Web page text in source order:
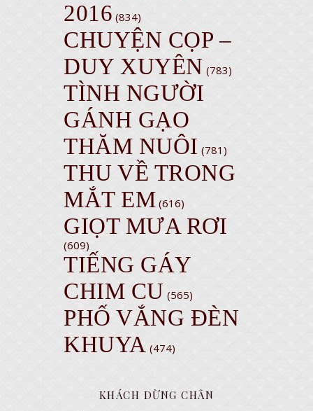
2016 (834)
CHUYỆN CỌP –
DUY XUYÊN (783)
TÌNH NGƯỜI
GÁNH GẠO
THĂM NUÔI (781)
THU VỀ TRONG
MẮT EM (616)
GIỌT MƯA RƠI
(609)
TIẾNG GÁY
CHIM CU (565)
PHỐ VẮNG ĐÈN
KHUYA (474)
KHÁCH DỪNG CHÂN